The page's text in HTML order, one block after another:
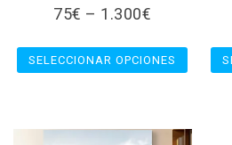
75€ – 1.300€
SELECCIONAR OPCIONES